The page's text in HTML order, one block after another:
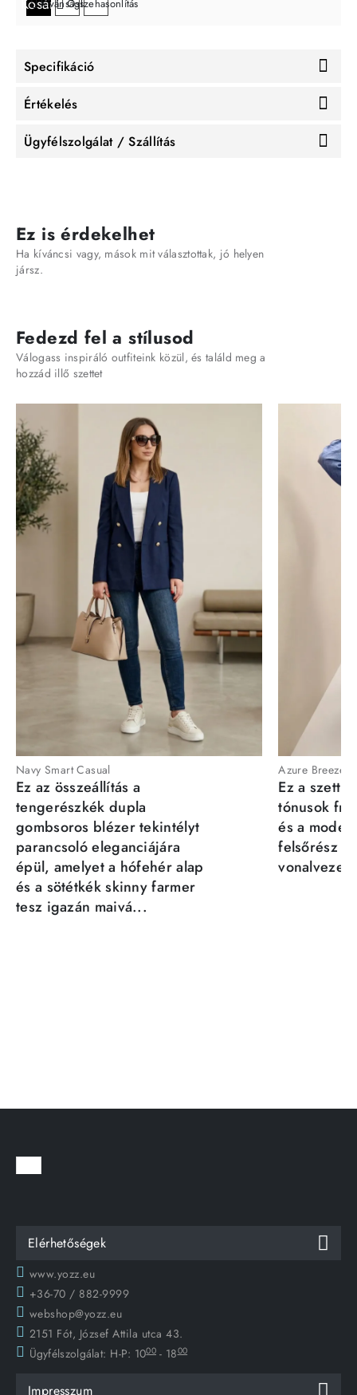
Kívánságlistára
Összehasonlítás
Specifikáció
Értékelés
Ügyfélszolgálat / Szállítás
Ez is érdekelhet
Ha kíváncsi vagy, mások mit választottak, jó helyen
jársz.
Fedezd fel a stílusod
Válogass inspiráló outfiteink közül, és találd meg a
hozzád illő szettet
Navy Smart Casual
Ez az összeállítás a
tengerészkék dupla
gombsoros blézer tekintélyt
parancsoló eleganciájára
épül, amelyet a hófehér alap
és a sötétkék skinny farmer
tesz igazán maivá...
Azure Breeze
Ez a szett
tónusok
és a
felsőrész
Elérhetőségek
www.yozz.eu
+36-70 / 882-9999
webshop@yozz.eu
2151 Fót, József Attila utca 43.
Ügyfélszolgálat: H-P: 1000 - 1800
Impresszum